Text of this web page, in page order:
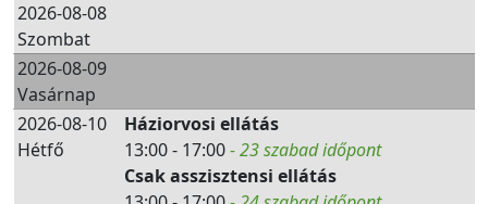
2026-08-08
Szombat
2026-08-09
Vasárnap
2026-08-10
Hétfő
Háziorvosi ellátás
13:00 - 17:00- 23 szabad időpont
Csak asszisztensi ellátás